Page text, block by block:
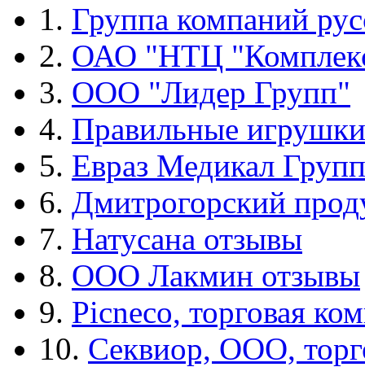
1. Группа компаний
2. ОАО "НТЦ
3. ООО "Лидер Групп"
4. Правильные игрушки
5. Евраз Медикал Групп
6. Дмитрогорский
7. Натусана отзывы
8. ООО Лакмин отзывы
9. Picneco, торговая
10. Секвиор, ООО,